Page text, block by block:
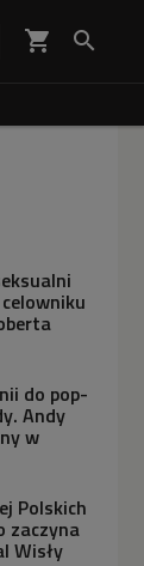
shopping_cart 
do pop-
Andy
w
Polskich
zaczyna
Wisły